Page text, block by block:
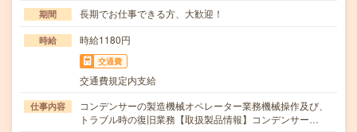
期間 長期でお仕事できる方、大歓迎！
時給 時給1180円
交通費
交通費規定内支給
仕事内容
コンデンサーの製造機械オペレーター業務機械操作及び、
トラブル時の復旧業務【取扱製品情報】コンデンサー…